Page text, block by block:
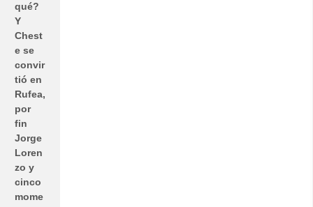
qué?
Y
Chest
e se
convir
tió en
Rufea,
por
fin
Jorge
Loren
zo y
cinco
mome